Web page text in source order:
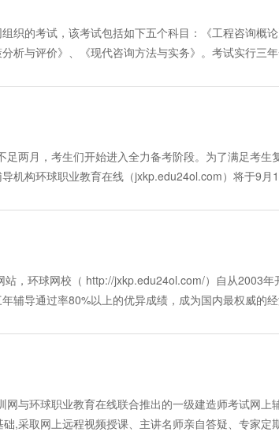
；阅读判断、阅读理解一2课时；阅读理解二、三2课
参加学习，学习期限一直保留至本年度考试结束，学
个部分：音、视频讲座和课堂练习。 1、音、视频
在讲解中教师将配以例题进行说明，使学员可以很深
与本讲内容相关的习题，对照答案和解析检查自己
,用鼠标点击此按钮，就可以将该讲"音、视频"文件
。讲义文本下载：在课堂左下方有"讲义下载"按钮,用
费标准： 基础班：每科课程学费150元 精讲班：
50元 现在报名报三科及以上优惠9折、老学员报
售卡热线：2214398、2214638 联系人：董先生、邵
进入以下网址: http://www.jxkp.com/edu24ol/ 注册用
，其余4个科目均为140分。 班别设置： 精讲班：主要
专门的课后作业供学员进行练习，以达到全面掌握，
检测学习效果。 冲剌班：每科共设置20讲( 包二套模
内容进行预测，为学员的考试起到画龙点睛的作用。
员每天 24小时可以不限时间随时反复学习。 ·教学
结合例题对考点、重点、难点的分析， 提出解题
各项知识。 使学员对考试内容轻松掌握。 • 课堂练
案和解析检查自己实际学习效果。 专家讲座后安排模
堂讲座下载：在课堂左下方有 " 课件下载 " 按钮 , 用
盘指定的地方 , 这样可以在不上网的状态听这些录音
学员报一科、两科享受9折优惠，报三科以上8折优
联系人：董先生、邵先生 售卡地址：嘉兴市
edu24ol/ 注册用户后，选择付费方式（参
在连续的两个考试年度内通过全部科目的考试，方可获
课程介绍 高校名师主讲，精讲＋在线练习＋模拟试
要是根据考试教材和大纲对各章节的具体内容和例题
，巩固基础知识，深层的了解考试的重点和难点，最
2套模拟试题。 ·课程安排： 学员可随时报名参加学
。完全突破了学习时间、地点上的种种限制，学员可
教学内容、形式： 投资建设项目管理师网络教学形式
主要为老师结合例题对考点、重点、难点的分析，使
” , 完成与本讲内容相关的习题，对照答案和解析检查
各自界面上方有“视频下载”或“音频下载”按钮，单击就
在不上网的状态听这些录音。(2)讲义文本下载：无论
以文本，也可以直接打印。 3 、在线答疑：学员在学
在线解答。 ·收费标准： 精讲班：200元 报三科及
式：现场学习卡充值 售卡热线：2214398、2214638
楼5楼 在线、汇款支付 进入以下网址:
支付说明）
的考试，该考试包括如下五个科目：《工程咨询概论
析与评价》、《现代咨询方法与实务》。考试实行三
的注册咨询工程师的考试辅导中，由王双增、任晓
大帮助，辅导效果得到了学员们的广泛认可。在历年
的咨询工程师考试辅导专家陈宪教授加盟，携手网校
。为帮助参加2007年考试的学员有效备考，环球职业教
导班。 2007年注册咨询工程师（投资）考试辅导将全
讲班：每一课程均为40课时，包含2套全真模拟试题
套全真模拟试题（模拟试题将由老师进行精讲解）
辅导专家讲授。 ·课程安排： 学员可随时报名参加学
考前辅导远程教学包括二个部分：录音讲座和课堂
员可点击“课堂练习”，完成与本讲内容相关的习题，
课堂上方有"课件下载"按钮,用鼠标点击此按钮，就
上网的状态听这些录音。 讲义文本下载：在课堂右
键,即可将讲义内容拷贝到本地的硬盘上。 ·收费标准
上9折优惠； 老学员报一科、两科享受9折优惠
联系人：董先生、邵先生 售卡地址：嘉兴市东升
edu24ol/ 注册用户后，选择付费方式（参见网
两月，考生们开始进入全力备考阶段。为了满足考生
机构环球职业教育在线（jxkp.edu24ol.com）将于9月
导课程在考生中有着良好口碑，曾创下考试通过率连
年7月开设了报关员精讲班后，应广大学员们的要求，
老师主讲。课程主要内容为：帮助广大考生熟悉考试大
次辅导将全部采用视频授课的形式呈现给广大学员，
课程在考试以前都可以随时随地任意多次反复学习。权
留言与专家探讨学习。 欢迎报名参加学习！详情请见
场学习卡充值 售卡热线：2214398、2214638 联系人
线、汇款支付 进入以下网址: http://www.jxkp.com/
环球网校（ http://jxkp.edu24ol.com/）自从2003年
辅导通过率80%以上的优异成绩，成为国内最权威的
，复习事半功倍，网校学员创下单科成绩130的高分。
，再次推出考前冲刺班课程辅导，继续打造经济师辅
考生熟悉考试大纲的相关内容，掌握考试重点及难点
套全真模拟试题，采取全视频授课，由专家亲自答疑
两周关闭，超值优惠！报精讲送冲刺。欢迎广大学员积
index.htm）查看。
环球职业教育在线联合推出的一级建造师考试网上
,采取网上远程视频授课、主讲名师亲自答疑、专家定